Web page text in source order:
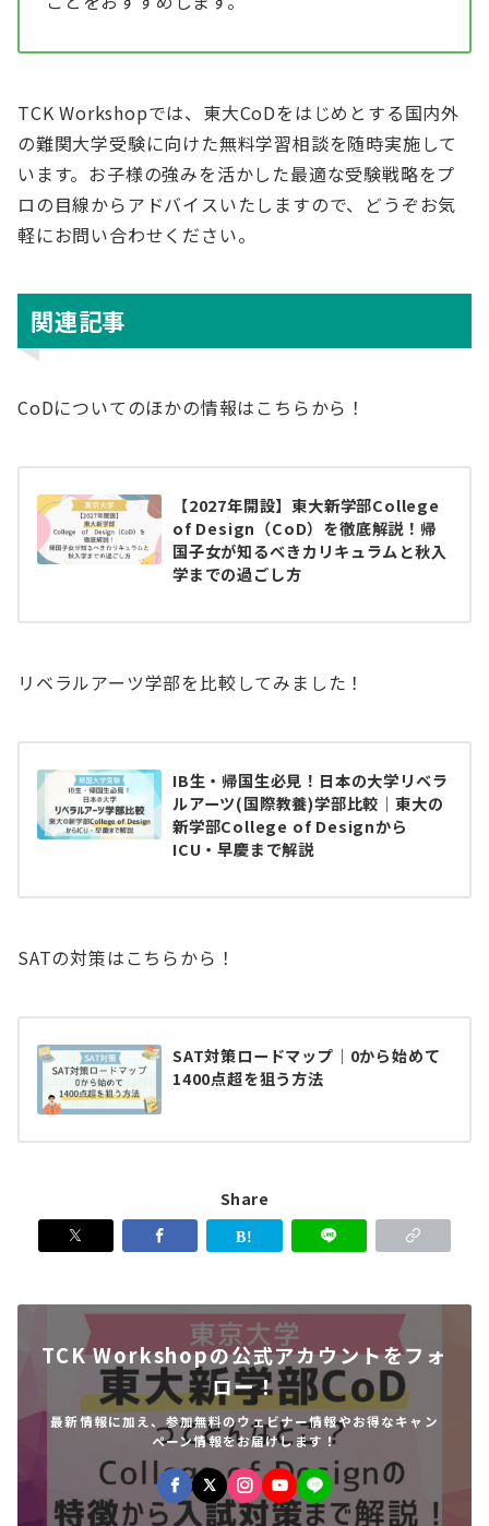
TCK Workshopでは、東大CoDをはじめとする国内外
の難関大学受験に向けた無料学習相談を随時実施して
います。お子様の強みを活かした最適な受験戦略をプ
ロの目線からアドバイスいたしますので、どうぞお気
軽にお問い合わせください。
関連記事
CoDについてのほかの情報はこちらから！
【2027年開設】東大新学部College
of Design（CoD）を徹底解説！帰
国子女が知るべきカリキュラムと秋入
学までの過ごし方
リベラルアーツ学部を比較してみました！
IB生・帰国生必見！日本の大学リベラ
ルアーツ(国際教養)学部比較｜東大の
新学部College of Designから
ICU・早慶まで解説
SATの対策はこちらから！
SAT対策ロードマップ｜0から始めて
1400点超を狙う方法
Share
TCK Workshopの公式アカウントをフォ
ロー！
最新情報に加え、参加無料のウェビナー情報やお得なキャン
ペーン情報をお届けします！